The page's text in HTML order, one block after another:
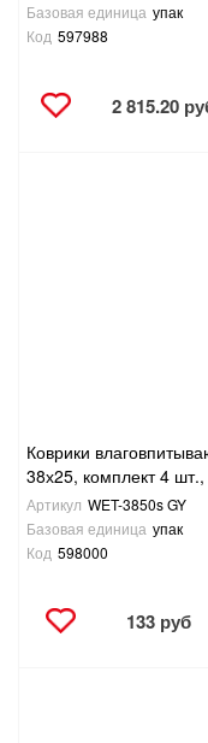
Базовая единица упак
Код 597988
2 815.20
Коврики
38х25, комплект 4
Артикул WET-3850s GY
Базовая единица упак
Код 598000
133 руб